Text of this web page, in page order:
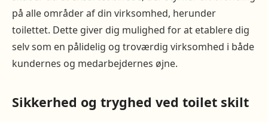
på alle områder af din virksomhed, herunder
toilettet. Dette giver dig mulighed for at etablere dig
selv som en pålidelig og troværdig virksomhed i både
kundernes og medarbejdernes øjne.
Sikkerhed og tryghed ved toilet skilt